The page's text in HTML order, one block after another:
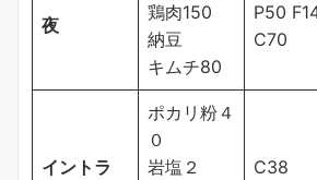
夜
鶏肉150
納豆
キムチ80
P50
C70
イントラ
ポカリ粉４
０
岩塩２
C38